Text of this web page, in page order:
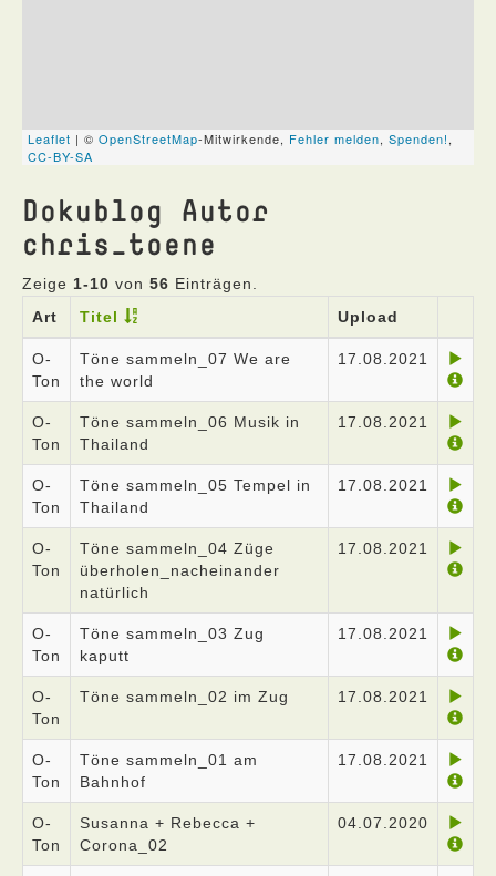
Dokublog Autor
chris_toene
Zeige 1-10 von 56 Einträgen.
Art
Titel Upload
O-
Ton
Töne sammeln_07 We are
the world
17.08.2021
O-
Ton
Töne sammeln_06 Musik in
Thailand
17.08.2021
O-
Ton
Töne sammeln_05 Tempel in
Thailand
17.08.2021
O-
Ton
Töne sammeln_04 Züge
überholen_nacheinander
natürlich
17.08.2021
O-
Ton
Töne sammeln_03 Zug
kaputt
17.08.2021
O-
Ton
Töne sammeln_02 im Zug 17.08.2021
O-
Ton
Töne sammeln_01 am
Bahnhof
17.08.2021
O-
Ton
Susanna + Rebecca +
Corona_02
04.07.2020